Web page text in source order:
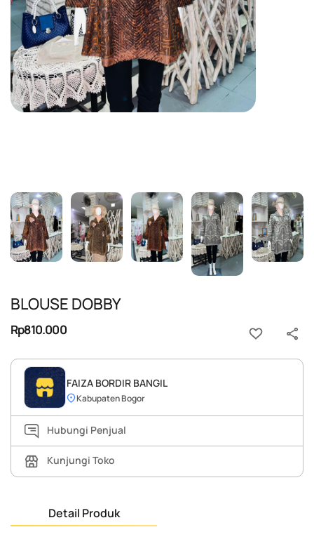
BLOUSE DOBBY
Rp810.000
FAIZA BORDIR BANGIL
Kabupaten Bogor
Hubungi Penjual
Kunjungi Toko
Detail Produk